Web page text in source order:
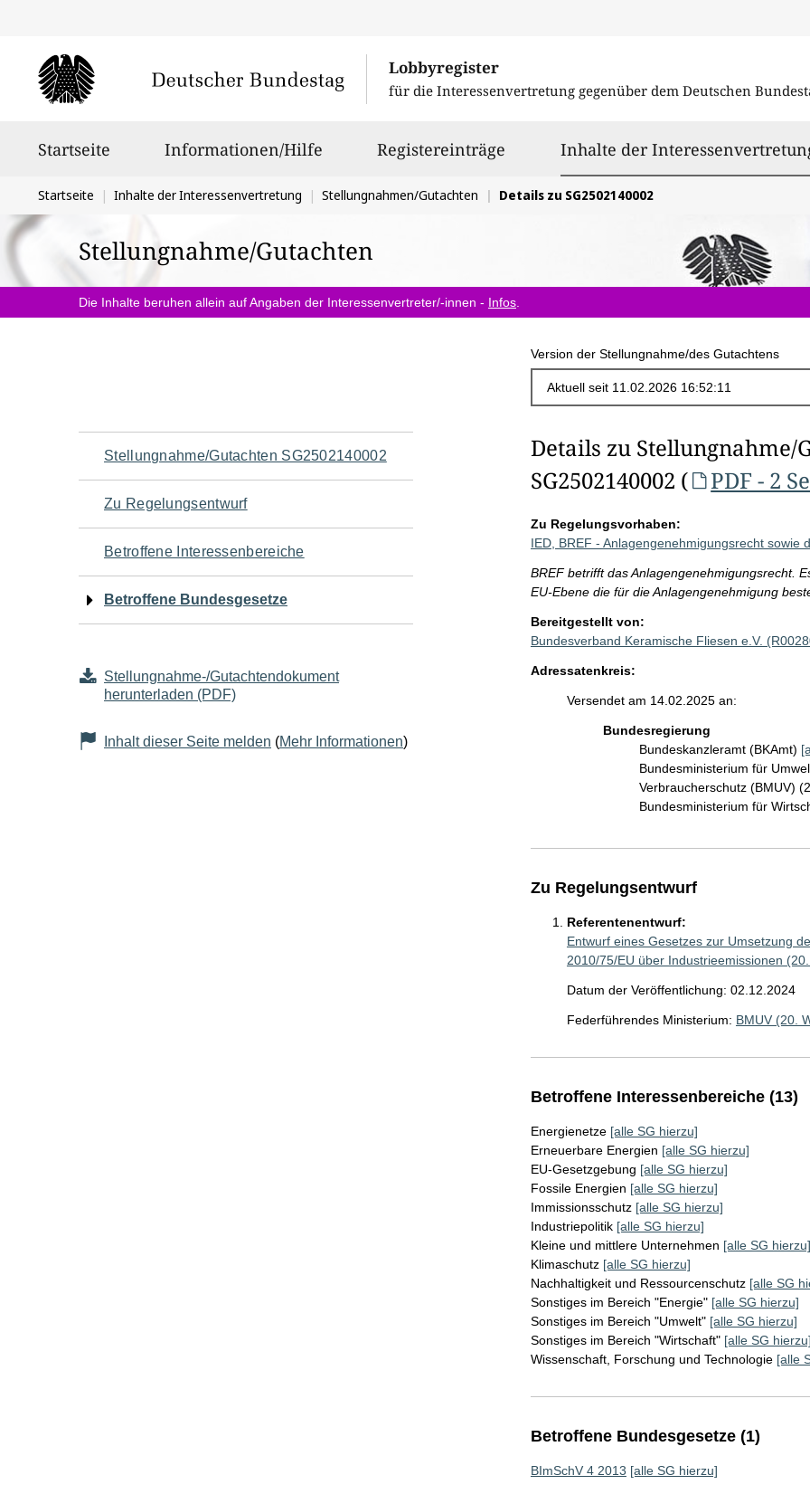
Lobbyregister
für die Interessenvertretung gegenüber dem Deutschen
Startseite Informationen/Hilfe Registereinträge Inhalte der
Sie
befinden
sich
hier:
Startseite Inhalte der Interessenvertretung Stellungnahmen/Gutachten Details zu SG2502140002
Stellungnahme/Gutachten
Die Inhalte beruhen allein auf Angaben der Interessenvertreter/-innen - Infos
Version der Stellungnahme/des Gutachtens
Navigation
für
den
Seiteninhalt
Stellungnahme/Gutachten SG2502140002
Zu Regelungsentwurf
Betroffene Interessenbereiche
Betroffene Bundesgesetze
Stellungnahme-/Gutachtendokument
herunterladen (PDF)
Inhalt dieser Seite melden (Mehr Informationen)
Details zu Stellungnahme/
SG2502140002 (
PDF - 2
Zu Regelungsvorhaben:
IED, BREF - Anlagengenehmigungsrecht sowie
BREF betrifft das Anlagengenehmigungsrecht.
EU-Ebene die für die Anlagengenehmigung
Bereitgestellt von:
Bundesverband Keramische Fliesen e.V.
Adressatenkreis:
Versendet am 14.02.2025 an:
Bundesregierung
Bundeskanzleramt (BKAmt)
Bundesministerium für
Verbraucherschutz (BMUV)
Bundesministerium für
Zu Regelungsentwurf
Referentenentwurf:
Entwurf eines Gesetzes zur Umsetzung
2010/75/EU über Industrieemissionen
Datum der Veröffentlichung: 02.12.2024
Federführendes Ministerium: BMUV (20.
Betroffene Interessenbereiche (13)
Energienetze [alle SG hierzu]
Erneuerbare Energien [alle SG hierzu]
EU-Gesetzgebung [alle SG hierzu]
Fossile Energien [alle SG hierzu]
Immissionsschutz [alle SG hierzu]
Industriepolitik [alle SG hierzu]
Kleine und mittlere Unternehmen [alle SG hierzu]
Klimaschutz [alle SG hierzu]
Nachhaltigkeit und Ressourcenschutz [alle SG
Sonstiges im Bereich "Energie" [alle SG hierzu]
Sonstiges im Bereich "Umwelt" [alle SG hierzu]
Sonstiges im Bereich "Wirtschaft" [alle SG
Wissenschaft, Forschung und Technologie [alle
Betroffene Bundesgesetze (1)
BImSchV 4 2013 [alle SG hierzu]